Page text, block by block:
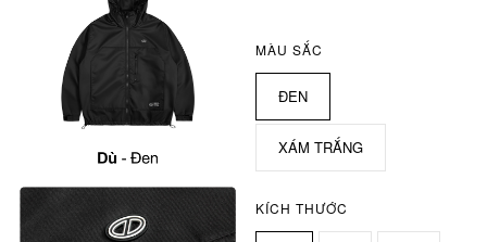
MÀU SẮC
ĐEN
XÁM TRẮNG
KÍCH THƯỚC